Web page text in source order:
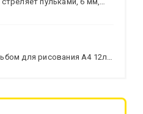
для рисования А4 12л.